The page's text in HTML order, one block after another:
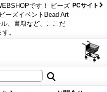
です！ ビーズ
ーズイベントBead Art
、書籍など、ここだ
。
PCサイト